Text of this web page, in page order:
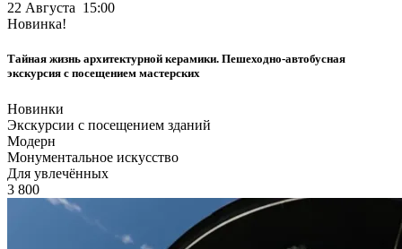
22 Августа 15:00
Новинка!
Тайная жизнь архитектурной керамики. Пешеходно-автобусная
экскурсия с посещением мастерских
Новинки
Экскурсии с посещением зданий
Модерн
Монументальное искусство
Для увлечённых
3 800